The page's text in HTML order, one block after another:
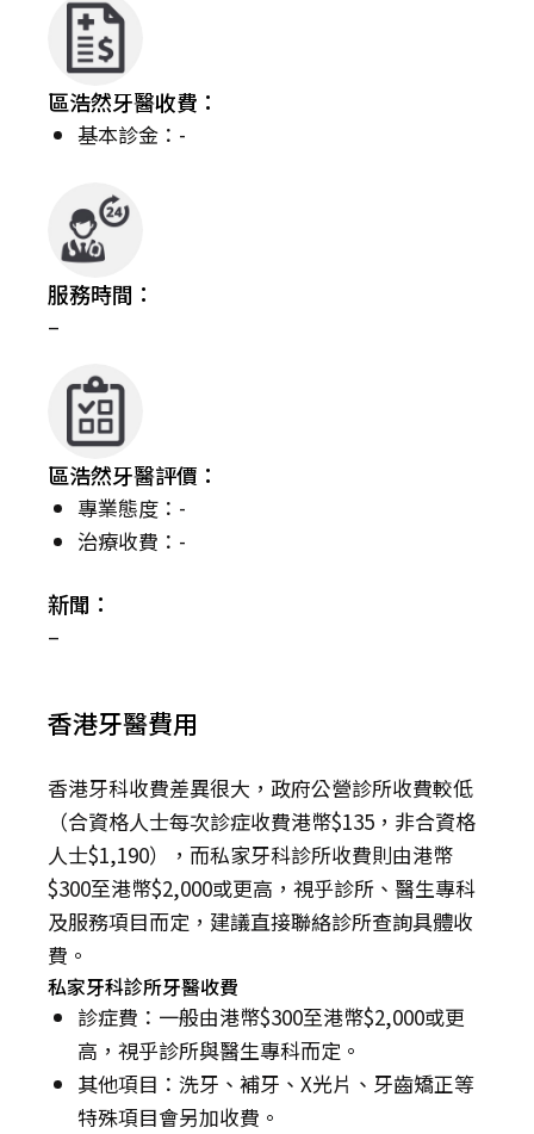
區浩然牙醫收費：
基本診金：-
服務時間：
–
區浩然牙醫評價：
專業態度：-
治療收費：-
新聞：
–
香港牙醫費用
香港牙科收費差異很大，政府公營診所收費較低
（合資格人士每次診症收費港幣$135，非合資格
人士$1,190），而私家牙科診所收費則由港幣
$300至港幣$2,000或更高，視乎診所、醫生專科
及服務項目而定，建議直接聯絡診所查詢具體收
費。
私家牙科診所牙醫收費
診症費：一般由港幣$300至港幣$2,000或更
高，視乎診所與醫生專科而定。
其他項目：洗牙、補牙、X光片、牙齒矯正等
特殊項目會另加收費。